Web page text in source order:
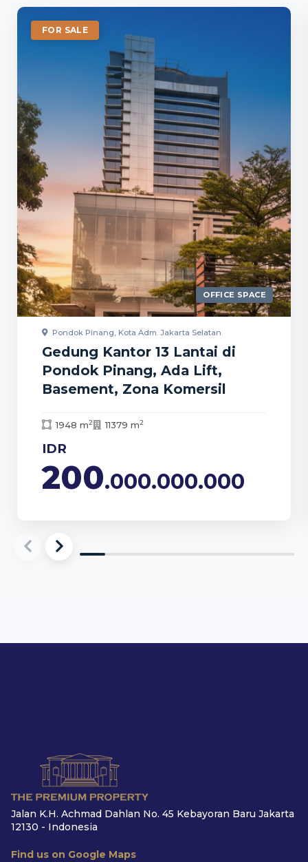
FOR SALE
OFFICE SPACE
Pondok Pinang, Kota Adm. Jakarta Selatan
Gedung Kantor 13 Lantai di
Pondok Pinang, Ada Lift,
Basement, Zona Komersil
1948 m2 11379 m2
IDR
200.000.000.000
Jalan K.H. Achmad Dahlan No. 45 Kebayoran Baru Jakarta
12130 - Indonesia
Find us on Google Maps